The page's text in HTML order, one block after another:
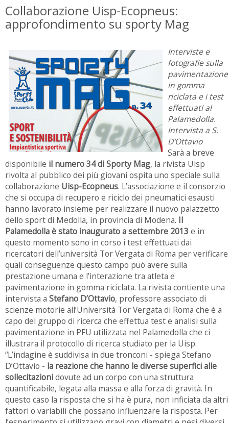
Collaborazione Uisp-Ecopneus:
approfondimento su sporty Mag
Interviste e
fotografie sulla
pavimentazione
in gomma
riciclata e i test
effettuati al
Palamedolla.
Intervista a S.
D'Ottavio
Sarà a breve
disponibile il numero 34 di Sporty Mag, la rivista Uisp
rivolta al pubblico dei più giovani ospita uno speciale sulla
collaborazione Uisp-Ecopneus. L’associazione e il consorzio
che si occupa di recupero e riciclo dei pneumatici esausti
hanno lavorato insieme per realizzare il nuovo palazzetto
dello sport di Medolla, in provincia di Modena. Il
Palamedolla è stato inaugurato a settembre 2013 e in
questo momento sono in corso i test effettuati dai
ricercatori dell’università Tor Vergata di Roma per verificare
quali conseguenze questo campo può avere sulla
prestazione umana e l’interazione tra atleta e
pavimentazione in gomma riciclata. La rivista contiente una
intervista a Stefano D’Ottavio, professore associato di
scienze motorie all’Università Tor Vergata di Roma che è a
capo del gruppo di ricerca che effettua test e analisi sulla
pavimentazione in PFU utilizzata nel Palamedolla che ci
illustrara il protocollo di ricerca studiato per la Uisp.
“L’indagine è suddivisa in due tronconi - spiega Stefano
D’Ottavio - la reazione che hanno le diverse superfici alle
sollecitazionidovute ad un corpo con una struttura
quantificabile, legata alla massa e alla forza di gravità. In
questo caso la risposta che si ha è pura, non inficiata da altri
fattori o variabili che possano influenzare la risposta. Per